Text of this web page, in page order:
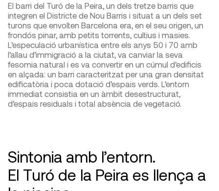
El barri del Turó de la Peira, un dels tretze barris que
integren el Districte de Nou Barris i situat a un dels set
turons que envolten Barcelona era, en el seu origen, un
frondós pinar, amb petits torrents, cultius i masies.
L’especulació urbanística entre els anys 50 i 70 amb
l’allau d’immigració a la ciutat, va canviar la seva
fesomia natural i es va convertir en un cúmul d’edificis
en alçada: un barri caracteritzat per una gran densitat
edificatòria i poca dotació d’espais verds. L’entorn
immediat consistia en un àmbit desestructurat,
d’espais residuals i total absència de vegetació.
Sintonia amb l’entorn.
El Turó de la Peira es llença a